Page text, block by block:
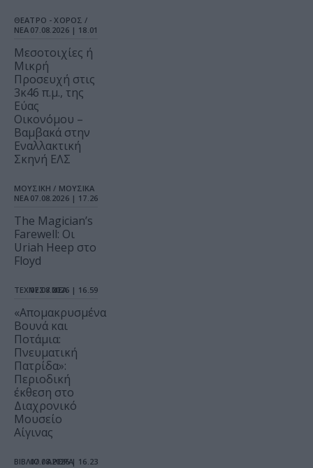
ΘΕΑΤΡΟ - ΧΟΡΟΣ /
ΝΕΑ 07.08.2026 | 18.01
Μεσοτοιχίες ή
Μικρή
Προσευχή στις
3κ46 π.μ., της
Εύας
Οικονόμου –
Βαμβακά στην
Εναλλακτική
Σκηνή ΕΛΣ
ΜΟΥΣΙΚΗ / ΜΟΥΣΙΚΑ
ΝΕΑ 07.08.2026 | 17.26
The Magician’s
Farewell: Οι
Uriah Heep στο
Floyd
ΤΕΧΝΕΣ / ΝΕΑ
07.08.2026 | 16.59
«Απομακρυσμένα
Βουνά και
Ποτάμια:
Πνευματική
Πατρίδα»:
Περιοδική
έκθεση στο
Διαχρονικό
Μουσείο
Αίγινας
ΒΙΒΛΙΟ / ΑΡΘΡΑ
07.08.2026 | 16.23